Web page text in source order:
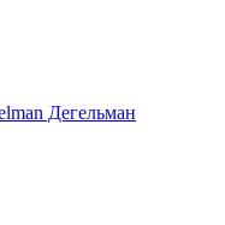
Дегельман